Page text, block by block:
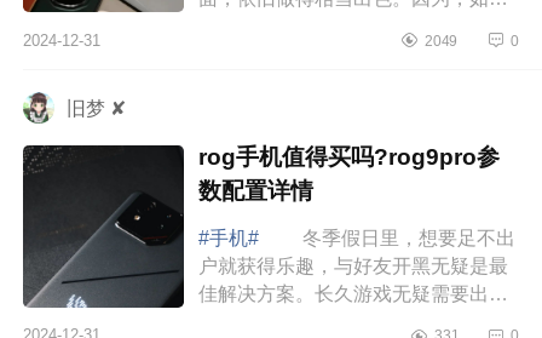
荣耀手机也是不错的选择，下面小编
2024-12-31 2049 0
旧梦 ✘
rog手机值得买吗?rog9pro参
数配置详情
#手机#
冬季假日里，想要足不出
户就获得乐趣，与好友开黑无疑是最
佳解决方案。长久游戏无疑需要出色